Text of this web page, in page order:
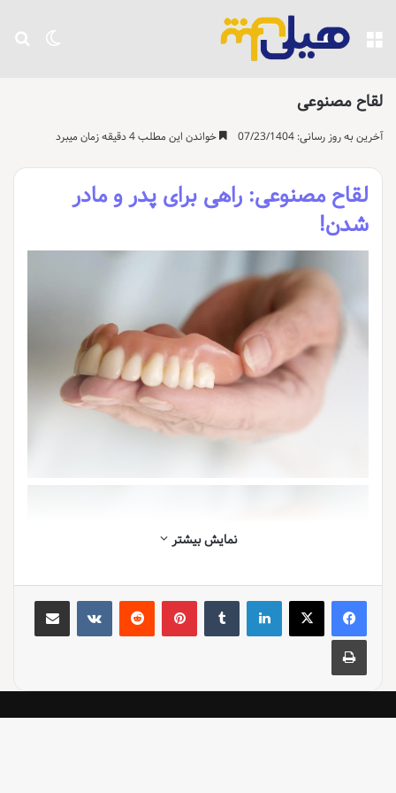
تغییر منو
لقاح مصنوعی
آخرین به روز رسانی: 07/23/1404 خواندن این مطلب 4 دقیقه زمان میبرد
لقاح مصنوعی: راهی برای پدر و مادر
شدن!
نمایش بیشتر
لینکدین ‫تامبلر ‫پین‌ترست‫رددیت ‫VKontakteاشتراک گذاری از طریق ایمیل
چاپ